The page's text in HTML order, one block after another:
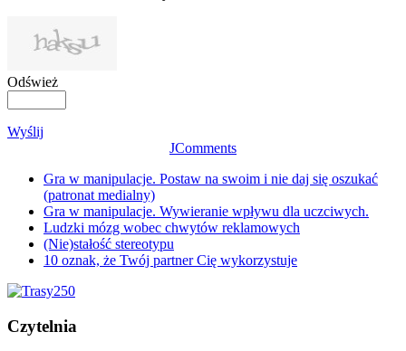
Odśwież
Wyślij
JComments
Gra w manipulacje. Postaw na swoim i nie daj się oszukać
(patronat medialny)
Gra w manipulacje. Wywieranie wpływu dla uczciwych.
Ludzki mózg wobec chwytów reklamowych
(Nie)stałość stereotypu
10 oznak, że Twój partner Cię wykorzystuje
Czytelnia